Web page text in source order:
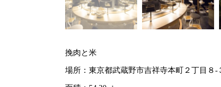
挽肉と米
場所：東京都武蔵野市吉祥寺本町２丁目８-